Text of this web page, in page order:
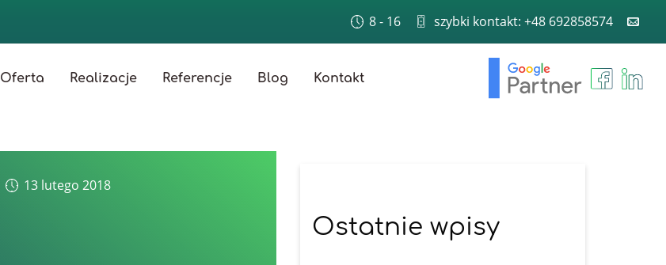
8 - 16 szybki kontakt: +48 692858574
Oferta Realizacje Referencje Blog Kontakt
13 lutego 2018
Ostatnie wpisy